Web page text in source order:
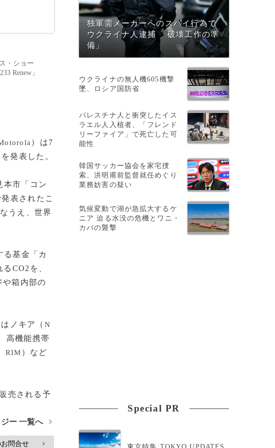
・ショー
Renew」
）は7
を発表した。
本市「コン
表されたこ
うえ、世界
る基金「カ
CO2を、
や箱内部の
ノキア（ N
高機能携帯
RIM ）など
売される予
ー 一覧へ
>
問合せ >
独軍需メーカーへのスパイ行為で
ウクライナ人逮捕 「破壊工作の準
備」
ウクライナの無人機605機撃
墜、ロシア国防省
パレスチナ人と衝突したイス
ラエル人入植者、「フレンド
リーファイア」で死亡した可
能性
韓国サッカー協会を家宅捜
索、洪明甫前監督就任めぐり
業務妨害の疑い
気候変動で湖が急拡大するケ
ニア 迫る水没の危機とワニ・
カバの襲撃
Special PR
東京特集:TOKYO UPDATES